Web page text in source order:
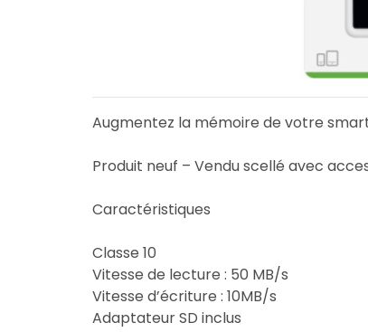
Augmentez la mémoire de votre
Produit neuf – Vendu scellé avec
Caractéristiques
Classe 10
Vitesse de lecture : 50 MB/s
Vitesse d’écriture : 10MB/s
Adaptateur SD inclus